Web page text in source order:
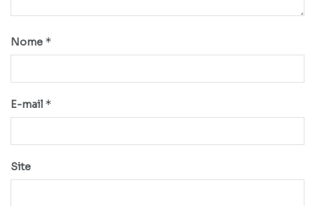
Nome *
E-mail *
Site